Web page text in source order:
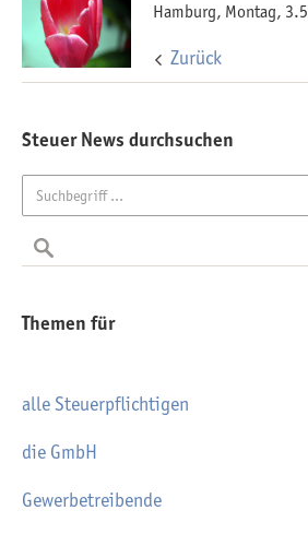
Hamburg, Montag,
Zurück
Steuer News durchsuchen
Themen für
alle Steuerpflichtigen
die GmbH
Gewerbetreibende